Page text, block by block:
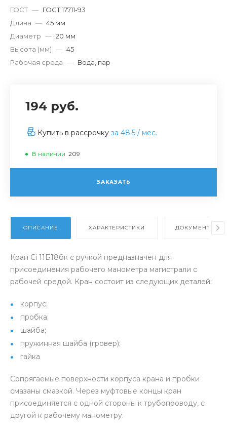
ГОСТ — ГОСТ 17711-93
Длина — 45 мм
Диаметр — 20 мм
Высота (мм) — 45
Рабочая среда — Вода, пар
194 руб.
Купить в рассрочку за 48.5 / мес.
В наличии 209
ЗАКАЗАТЬ
ОПИСАНИЕ ХАРАКТЕРИСТИКИ ДОКУМЕНТЫ
Кран Ci 11Б18бк с ручкой предназначен для
присоединения рабочего манометра магистрали с
рабочей средой. Кран состоит из следующих деталей:
корпус;
пробка;
шайба;
пружинная шайба (гровер);
гайка
Сопрягаемые поверхности корпуса крана и пробки
смазаны смазкой. Через муфтовые концы кран
присоединяется с одной стороны к трубопроводу, с
другой к рабочему манометру.